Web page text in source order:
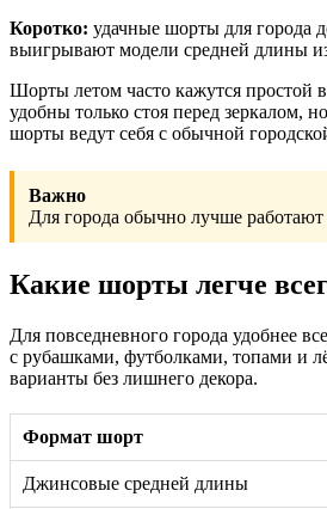
Коротко: удачные шорты для города
выигрывают модели средней длины
Шорты летом часто кажутся простой
удобны только стоя перед зеркалом,
шорты ведут себя с обычной
Важно
Для города обычно лучше работают
Какие шорты легче
Для повседневного города удобнее
с рубашками, футболками, топами и
варианты без лишнего декора.
Формат шорт
Джинсовые средней длины